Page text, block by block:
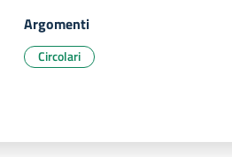
Argomenti
Circolari